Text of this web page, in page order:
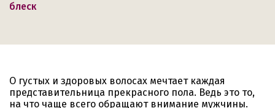
блеск
О густых и здоровых волосах мечтает каждая
представительница прекрасного пола. Ведь это то,
на что чаще всего обращают внимание мужчины.